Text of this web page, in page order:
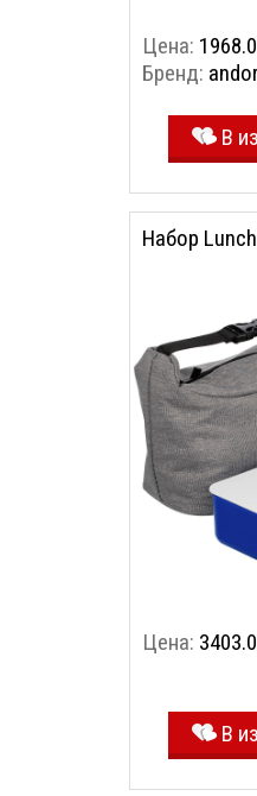
Цена:
Бренд:
В
Цена:
В
Набор